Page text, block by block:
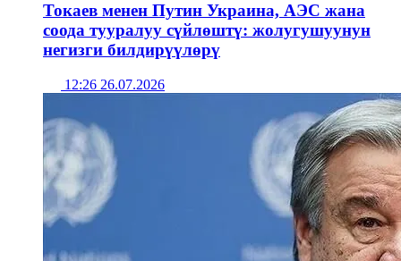
Токаев менен Путин Украина, АЭС жана
соода тууралуу сүйлөштү: жолугушуунун
негизги билдирүүлөрү
12:26 26.07.2026